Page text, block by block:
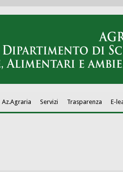
Az.Agraria Servizi Trasparenza E-